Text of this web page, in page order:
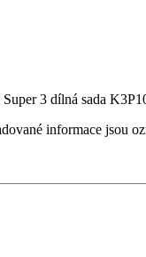
3 dílná sada
informace jsou